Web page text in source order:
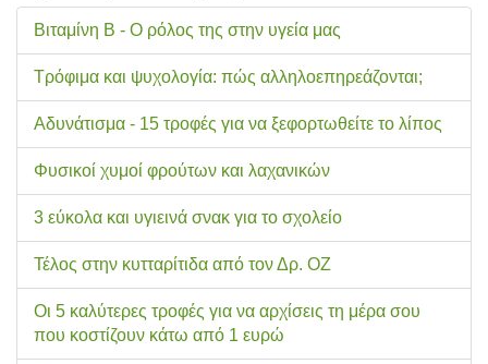
Βιταμίνη Β - Ο ρόλος της στην υγεία μας
Τρόφιμα και ψυχολογία: πώς αλληλοεπηρεάζονται;
Αδυνάτισμα - 15 τροφές για να ξεφορτωθείτε το λίπος
Φυσικοί χυμοί φρούτων και λαχανικών
3 εύκολα και υγιεινά σνακ για το σχολείo
Τέλος στην κυτταρίτιδα από τον Δρ. ΟΖ
Οι 5 καλύτερες τροφές για να αρχίσεις τη μέρα σου
που κοστίζουν κάτω από 1 ευρώ